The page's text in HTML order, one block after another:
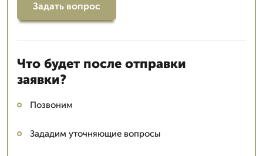
Задать вопрос
Что будет после отправки
заявки?
Позвоним
Зададим уточняющие вопросы